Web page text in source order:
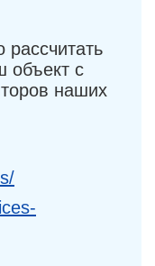
объект с
наших